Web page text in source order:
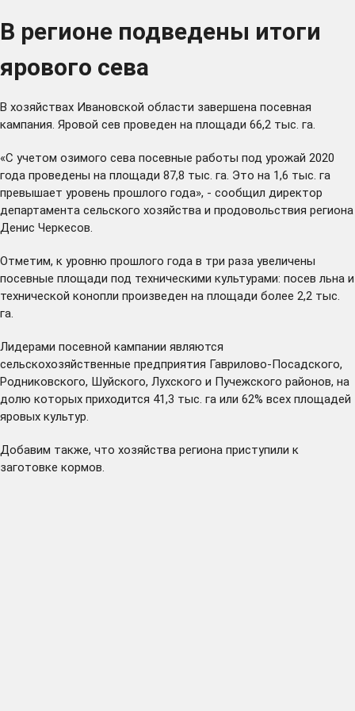
В регионе подведены итоги
ярового сева
В хозяйствах Ивановской области завершена посевная
кампания. Яровой сев проведен на площади 66,2 тыс. га.
«С учетом озимого сева посевные работы под урожай 2020
года проведены на площади 87,8 тыс. га. Это на 1,6 тыс. га
превышает уровень прошлого года», - сообщил директор
департамента сельского хозяйства и продовольствия региона
Денис Черкесов.
Отметим, к уровню прошлого года в три раза увеличены
посевные площади под техническими культурами: посев льна и
технической конопли произведен на площади более 2,2 тыс.
га.
Лидерами посевной кампании являются
сельскохозяйственные предприятия Гаврилово-Посадского,
Родниковского, Шуйского, Лухского и Пучежского районов, на
долю которых приходится 41,3 тыс. га или 62% всех площадей
яровых культур.
Добавим также, что хозяйства региона приступили к
заготовке кормов.